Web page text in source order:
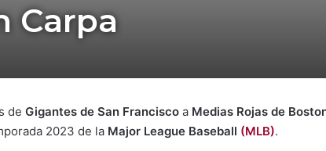
Carpa
de Gigantes de San Francisco a Medias Rojas de
2023 de la Major League Baseball (MLB).